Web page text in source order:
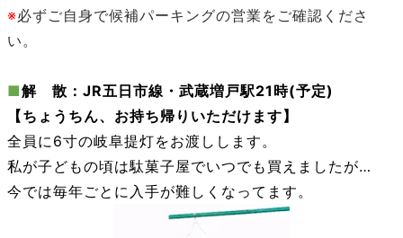
※必ずご自身で候補パーキングの営業をご確認くださ
い。
■解 散：JR五日市線・武蔵増戸駅21時(予定)
【ちょうちん、お持ち帰りいただけます】
全員に6寸の岐阜提灯をお渡しします。
私が子どもの頃は駄菓子屋でいつでも買えましたが…
今では毎年ごとに入手が難しくなってます。